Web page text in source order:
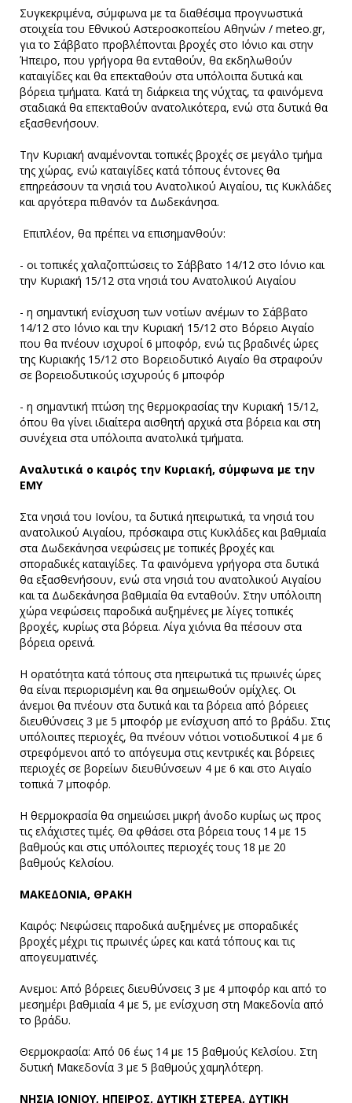
Συγκεκριμένα, σύμφωνα με τα διαθέσιμα προγνωστικά
στοιχεία του Εθνικού Αστεροσκοπείου Αθηνών / meteo.gr,
για το Σάββατο προβλέπονται βροχές στο Ιόνιο και στην
Ήπειρο, που γρήγορα θα ενταθούν, θα εκδηλωθούν
καταιγίδες και θα επεκταθούν στα υπόλοιπα δυτικά και
βόρεια τμήματα. Κατά τη διάρκεια της νύχτας, τα φαινόμενα
σταδιακά θα επεκταθούν ανατολικότερα, ενώ στα δυτικά θα
εξασθενήσουν.
Την Κυριακή αναμένονται τοπικές βροχές σε μεγάλο τμήμα
της χώρας, ενώ καταιγίδες κατά τόπους έντονες θα
επηρεάσουν τα νησιά του Ανατολικού Αιγαίου, τις Κυκλάδες
και αργότερα πιθανόν τα Δωδεκάνησα.
Επιπλέον, θα πρέπει να επισημανθούν:
- οι τοπικές χαλαζοπτώσεις το Σάββατο 14/12 στο Ιόνιο και
την Κυριακή 15/12 στα νησιά του Ανατολικού Αιγαίου
- η σημαντική ενίσχυση των νοτίων ανέμων το Σάββατο
14/12 στο Ιόνιο και την Κυριακή 15/12 στο Βόρειο Αιγαίο
που θα πνέουν ισχυροί 6 μποφόρ, ενώ τις βραδινές ώρες
της Κυριακής 15/12 στο Βορειοδυτικό Αιγαίο θα στραφούν
σε βορειοδυτικούς ισχυρούς 6 μποφόρ
- η σημαντική πτώση της θερμοκρασίας την Κυριακή 15/12,
όπου θα γίνει ιδιαίτερα αισθητή αρχικά στα βόρεια και στη
συνέχεια στα υπόλοιπα ανατολικά τμήματα.
Αναλυτικά ο καιρός την Κυριακή, σύμφωνα με την
ΕΜΥ
Στα νησιά του Ιονίου, τα δυτικά ηπειρωτικά, τα νησιά του
ανατολικού Αιγαίου, πρόσκαιρα στις Κυκλάδες και βαθμιαία
στα Δωδεκάνησα νεφώσεις με τοπικές βροχές και
σποραδικές καταιγίδες. Τα φαινόμενα γρήγορα στα δυτικά
θα εξασθενήσουν, ενώ στα νησιά του ανατολικού Αιγαίου
και τα Δωδεκάνησα βαθμιαία θα ενταθούν. Στην υπόλοιπη
χώρα νεφώσεις παροδικά αυξημένες με λίγες τοπικές
βροχές, κυρίως στα βόρεια. Λίγα χιόνια θα πέσουν στα
βόρεια ορεινά.
Η ορατότητα κατά τόπους στα ηπειρωτικά τις πρωινές ώρες
θα είναι περιορισμένη και θα σημειωθούν ομίχλες. Οι
άνεμοι θα πνέουν στα δυτικά και τα βόρεια από βόρειες
διευθύνσεις 3 με 5 μποφόρ με ενίσχυση από το βράδυ. Στις
υπόλοιπες περιοχές, θα πνέουν νότιοι νοτιοδυτικοί 4 με 6
στρεφόμενοι από το απόγευμα στις κεντρικές και βόρειες
περιοχές σε βορείων διευθύνσεων 4 με 6 και στο Αιγαίο
τοπικά 7 μποφόρ.
Η θερμοκρασία θα σημειώσει μικρή άνοδο κυρίως ως προς
τις ελάχιστες τιμές. Θα φθάσει στα βόρεια τους 14 με 15
βαθμούς και στις υπόλοιπες περιοχές τους 18 με 20
βαθμούς Κελσίου.
ΜΑΚΕΔΟΝΙΑ, ΘΡΑΚΗ
Καιρός: Νεφώσεις παροδικά αυξημένες με σποραδικές
βροχές μέχρι τις πρωινές ώρες και κατά τόπους και τις
απογευματινές.
Ανεμοι: Από βόρειες διευθύνσεις 3 με 4 μποφόρ και από το
μεσημέρι βαθμιαία 4 με 5, με ενίσχυση στη Μακεδονία από
το βράδυ.
Θερμοκρασία: Από 06 έως 14 με 15 βαθμούς Κελσίου. Στη
δυτική Μακεδονία 3 με 5 βαθμούς χαμηλότερη.
ΝΗΣΙΑ ΙΟΝΙΟΥ, ΗΠΕΙΡΟΣ, ΔΥΤΙΚΗ ΣΤΕΡΕΑ, ΔΥΤΙΚΗ